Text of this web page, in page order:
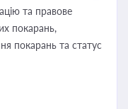
та правове
покарань,
покарань та статус